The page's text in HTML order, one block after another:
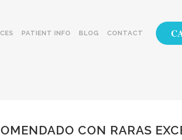
PATIENT INFO BLOG CONTACT
CON RARAS